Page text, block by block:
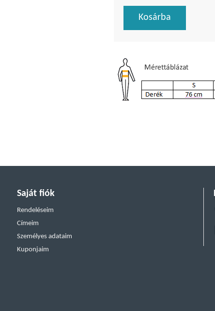
Kosárba
Saját fiók
Rendeléseim
Címeim
Személyes adataim
Kuponjaim